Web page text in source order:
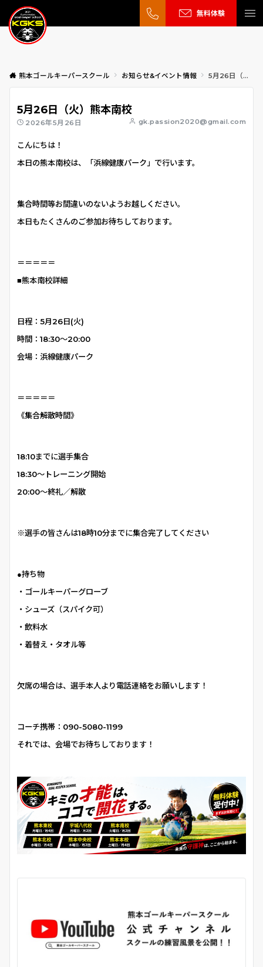
無料体験
熊本ゴールキーパースクール お知らせ&イベント情報 5月26日（火）熊本南校
5月26日（火）熊本南校
2026年5月26日 gk.passion2020@gmail.com
こんにちは！
本日の熊本南校は、「浜線健康パーク」で行います。
集合時間等お間違いのないようお越しください。
本日もたくさんのご参加お待ちしております。
＝＝＝＝＝
■熊本南校詳細
日程：5月26日(火)
時間：18:30〜20:00
会場：浜線健康パーク
＝＝＝＝＝
《集合解散時間》
18:10までに選手集合
18:30〜 トレーニング開始
20:00〜終礼／解散
※選手の皆さんは18時10分までに集合完了してください
●持ち物
・ゴールキーパーグローブ
・シューズ（スパイク可）
・飲料水
・着替え・タオル等
欠席の場合は、選手本人より電話連絡をお願いします！
コーチ携帯： 090-5080-1199
それでは、会場でお待ちしております！